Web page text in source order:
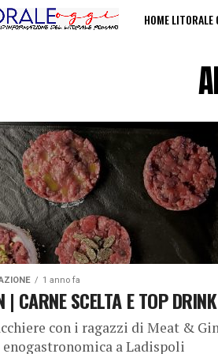
HOME LITORALE
1 anno fa
| CARNE SCELTA E TOP DRINK
con i ragazzi di Meat &
a Ladispoli